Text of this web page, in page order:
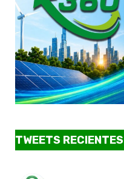
TWEETS RECIENTES